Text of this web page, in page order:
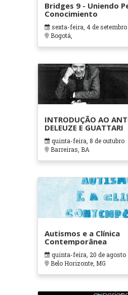
Bridges 9 - Uniendo
Conocimiento
sexta-feira, 4 de setembro
Bogotá,
INTRODUÇÃO AO
DELEUZE E GUATTARI
quinta-feira, 8 de outubro
Barreiras, BA
Autismos e a Clínica
Contemporânea
quinta-feira, 20 de agosto
Belo Horizonte, MG